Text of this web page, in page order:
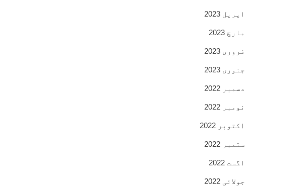
اپریل 2023
مارچ 2023
فروری 2023
جنوری 2023
دسمبر 2022
نومبر 2022
اکتوبر 2022
ستمبر 2022
اگست 2022
جولائی 2022